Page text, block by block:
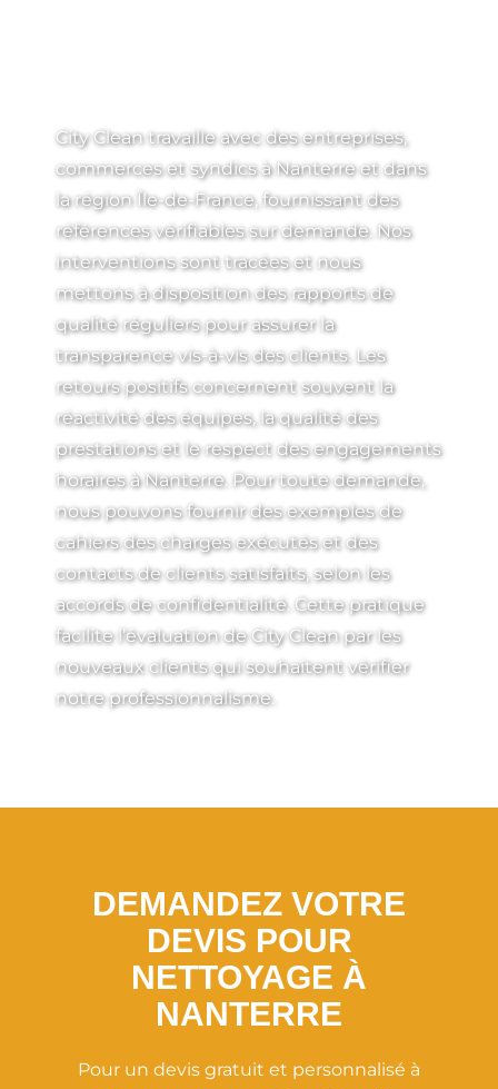
City Clean travaille avec des entreprises,
commerces et syndics à Nanterre et dans
la région Île-de-France, fournissant des
références vérifiables sur demande. Nos
interventions sont tracées et nous
mettons à disposition des rapports de
qualité réguliers pour assurer la
transparence vis-à-vis des clients. Les
retours positifs concernent souvent la
réactivité des équipes, la qualité des
prestations et le respect des engagements
horaires à Nanterre. Pour toute demande,
nous pouvons fournir des exemples de
cahiers des charges exécutés et des
contacts de clients satisfaits, selon les
accords de confidentialité. Cette pratique
facilite l’évaluation de City Clean par les
nouveaux clients qui souhaitent vérifier
notre professionnalisme.
DEMANDEZ VOTRE
DEVIS POUR
NETTOYAGE À
NANTERRE
Pour un devis gratuit et personnalisé à